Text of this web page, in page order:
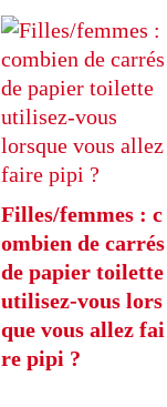
Filles/femmes : c
ombien de carrés
de papier toilette
utilisez-vous lors
que vous allez fai
re pipi ?